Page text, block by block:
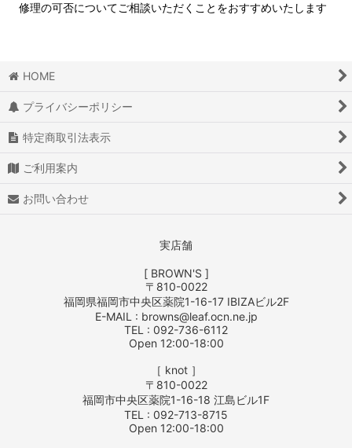
修理の可否についてご相談いただくことをおすすめいたします
HOME
プライバシーポリシー
特定商取引法表示
ご利用案内
お問い合わせ
実店舗
[ BROWN'S ]
〒810-0022
福岡県福岡市中央区薬院1-16-17 IBIZAビル2F
E-MAIL : browns@leaf.ocn.ne.jp
TEL : 092-736-6112
Open 12:00-18:00
［ knot ］
〒810-0022
福岡市中央区薬院1-16-18 江島ビル1F
TEL : 092-713-8715
Open 12:00-18:00